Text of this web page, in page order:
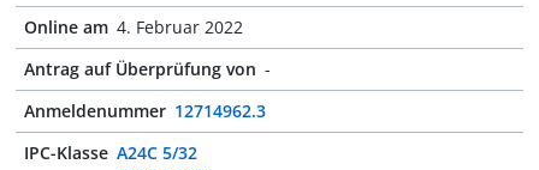
Online am 4. Februar 2022
Antrag auf Überprüfung von -
Anmeldenummer 12714962.3
IPC-Klasse A24C 5/32